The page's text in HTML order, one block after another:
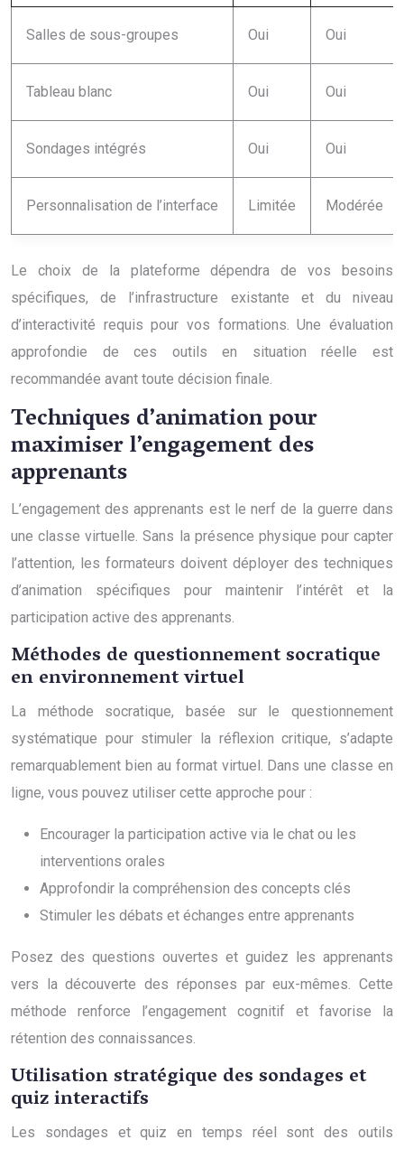
Salles de sous-groupes Oui Oui
Tableau blanc Oui Oui
Sondages intégrés Oui Oui
Personnalisation de l’interface Limitée Modérée
Le choix de la plateforme dépendra de vos besoins
spécifiques, de l’infrastructure existante et du niveau
d’interactivité requis pour vos formations. Une évaluation
approfondie de ces outils en situation réelle est
recommandée avant toute décision finale.
Techniques d’animation pour
maximiser l’engagement des
apprenants
L’engagement des apprenants est le nerf de la guerre dans
une classe virtuelle. Sans la présence physique pour capter
l’attention, les formateurs doivent déployer des techniques
d’animation spécifiques pour maintenir l’intérêt et la
participation active des apprenants.
Méthodes de questionnement socratique
en environnement virtuel
La méthode socratique, basée sur le questionnement
systématique pour stimuler la réflexion critique, s’adapte
remarquablement bien au format virtuel. Dans une classe en
ligne, vous pouvez utiliser cette approche pour :
Encourager la participation active via le chat ou les
interventions orales
Approfondir la compréhension des concepts clés
Stimuler les débats et échanges entre apprenants
Posez des questions ouvertes et guidez les apprenants
vers la découverte des réponses par eux-mêmes. Cette
méthode renforce l’engagement cognitif et favorise la
rétention des connaissances.
Utilisation stratégique des sondages et
quiz interactifs
Les sondages et quiz en temps réel sont des outils